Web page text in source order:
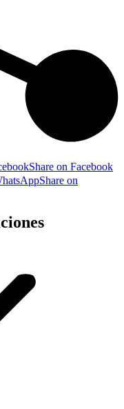
Share on Facebook
Share on